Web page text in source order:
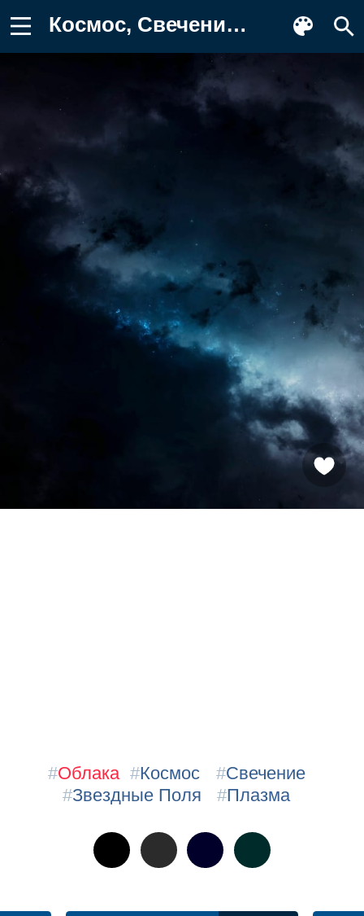
Космос, Свечение, Звездные Поля, Плазма Обои для телефона
#Облака #Космос #Свечение
#Звездные Поля #Плазма